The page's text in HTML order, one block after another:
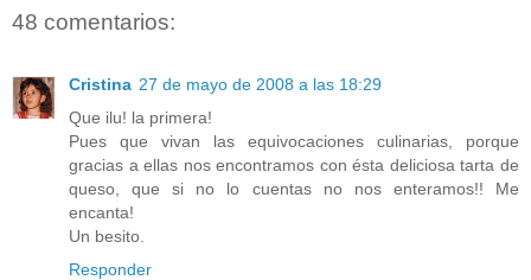
48 comentarios:
Cristina 27 de mayo de 2008 a las 18:29
Que ilu! la primera!
Pues que vivan las equivocaciones culinarias, porque
gracias a ellas nos encontramos con ésta deliciosa tarta de
queso, que si no lo cuentas no nos enteramos!! Me
encanta!
Un besito.
Responder